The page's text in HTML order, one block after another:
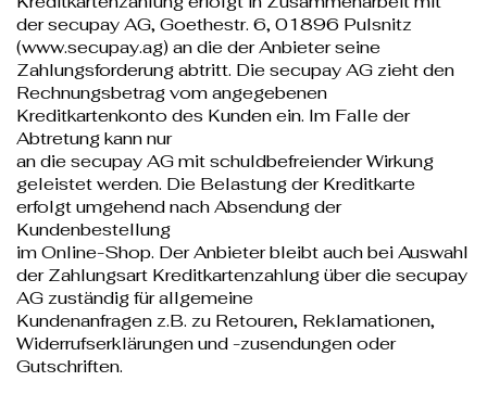
der secupay AG, Goethestr. 6, 01896 Pulsnitz
(www.secupay.ag) an die der Anbieter seine
Zahlungsforderung abtritt. Die secupay AG zieht den
Rechnungsbetrag vom angegebenen
Kreditkartenkonto des Kunden ein. Im Falle der
Abtretung kann nur
an die secupay AG mit schuldbefreiender Wirkung
geleistet werden. Die Belastung der Kreditkarte
erfolgt umgehend nach Absendung der
Kundenbestellung
im Online-Shop. Der Anbieter bleibt auch bei Auswahl
der Zahlungsart Kreditkartenzahlung über die secupay
AG zuständig für allgemeine
Kundenanfragen z.B. zu Retouren, Reklamationen,
Widerrufserklärungen und -zusendungen oder
Gutschriften.